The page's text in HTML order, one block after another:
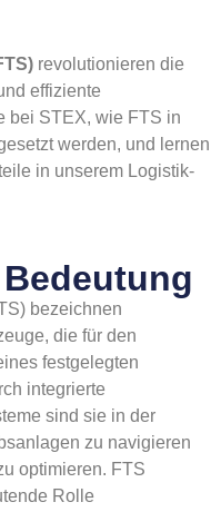
revolutionieren die
effiziente
bei STEX, wie FTS in
werden, und lernen
in unserem Logistik-
bezeichnen
die für den
festgelegten
integrierte
sind sie in der
zu navigieren
optimieren. FTS
Rolle